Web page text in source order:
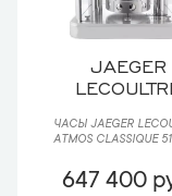
JAEGER
ЧАСЫ JAEGER
ATMOS CLASSIQUE
647 400